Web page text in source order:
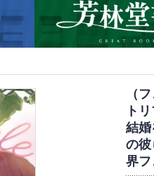
（
ト
結婚
の
界フ